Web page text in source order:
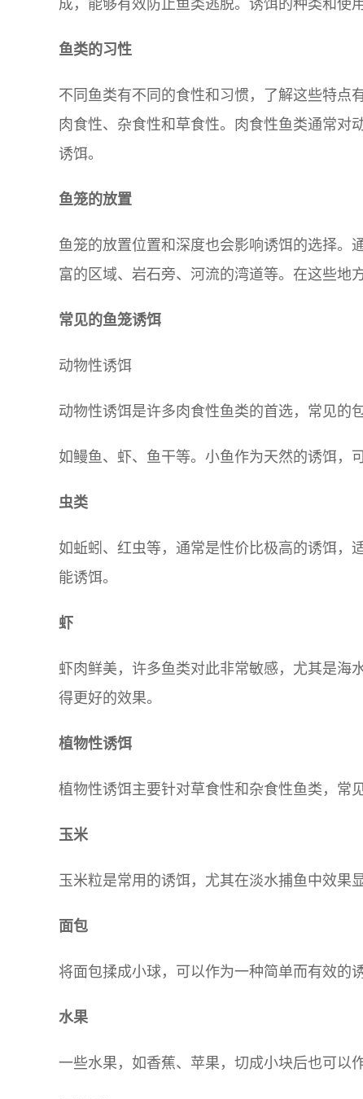
成，能够有效防止鱼类逃脱。诱饵的种类和使
鱼类的习性
不同鱼类有不同的食性和习惯，了解这些特点
肉食性、杂食性和草食性。肉食性鱼类通常对
诱饵。
鱼笼的放置
鱼笼的放置位置和深度也会影响诱饵的选择。
富的区域、岩石旁、河流的湾道等。在这些地
常见的鱼笼诱饵
动物性诱饵
动物性诱饵是许多肉食性鱼类的首选，常见的
如鳗鱼、虾、鱼干等。小鱼作为天然的诱饵，
虫类
如蚯蚓、红虫等，通常是性价比极高的诱饵，
能诱饵。
虾
虾肉鲜美，许多鱼类对此非常敏感，尤其是海
得更好的效果。
植物性诱饵
植物性诱饵主要针对草食性和杂食性鱼类，常
玉米
玉米粒是常用的诱饵，尤其在淡水捕鱼中效果
面包
将面包揉成小球，可以作为一种简单而有效的
水果
一些水果，如香蕉、苹果，切成小块后也可以